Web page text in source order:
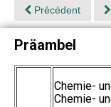
Précédent
Präambel
Chemie-
Chemie-